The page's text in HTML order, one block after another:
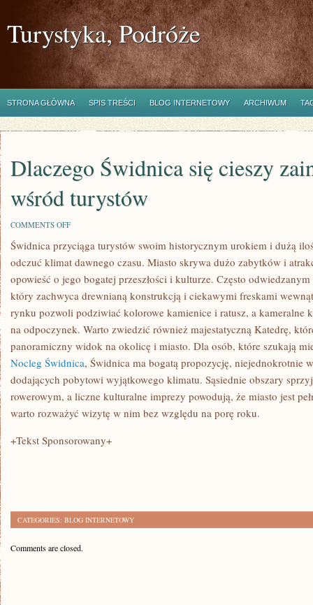
Turystyka, Podróże
STRONA GŁÓWNA SPIS TREŚCI BLOG INTERNETOWY ARCHIWUM
Dlaczego Świdnica się cieszy
wśród turystów
COMMENTS OFFON
ŚWIDNICA
CIESZY
ZAINTERESOWANIEM
WŚRÓD
TURYSTÓW
Świdnica przyciąga turystów swoim historycznym urokiem i dużą
odczuć klimat dawnego czasu. Miasto skrywa dużo zabytków i
opowieść o jego bogatej przeszłości i kulturze. Często
który zachwyca drewnianą konstrukcją i ciekawymi freskami
rynku pozwoli podziwiać kolorowe kamienice i ratusz, a kameralne
na odpoczynek. Warto zwiedzić również majestatyczną Katedrę,
panoramiczny widok na okolicę i miasto. Dla osób, które szukają
Nocleg Świdnica, Świdnica ma bogatą propozycję, niejednokrotnie
dodających pobytowi wyjątkowego klimatu. Sąsiednie obszary
rowerowym, a liczne kulturalne imprezy powodują, że miasto jest
warto rozważyć wizytę w nim bez względu na porę roku.
+Tekst Sponsorowany+
CATEGORIES: BLOG INTERNETOWY
Comments are closed.